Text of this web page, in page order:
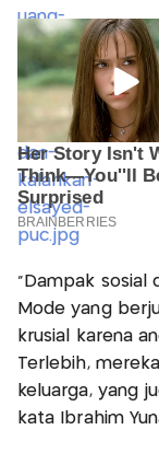
“Dampak sosial
Mode yang
krusial karena
Terlebih,
keluarga, yang
kata Ibrahim